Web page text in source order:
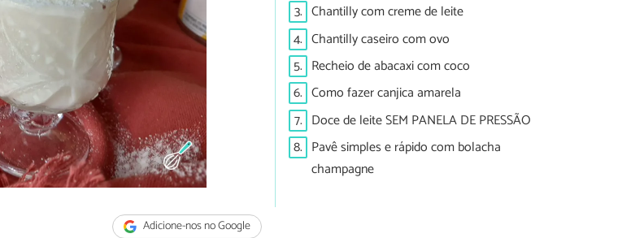
Adicione-nos no Google
3. Chantilly com creme de leite
4. Chantilly caseiro com ovo
5. Recheio de abacaxi com coco
6. Como fazer canjica amarela
7. Doce de leite SEM PANELA DE PRESSÃO
8. Pavê simples e rápido com bolacha
champagne